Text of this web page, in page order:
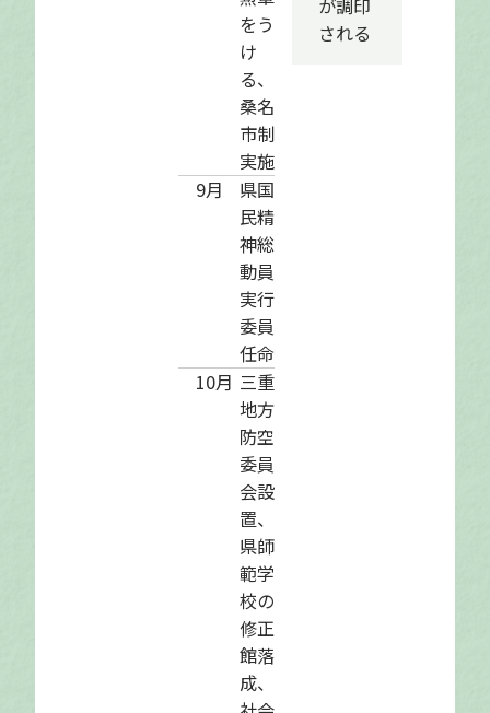
をう
け
る、
桑名
市制
実施
9月
県国
民精
神総
動員
実行
委員
任命
10月 三重
地方
防空
委員
会設
置、
県師
範学
校の
修正
館落
成、
が調印
される